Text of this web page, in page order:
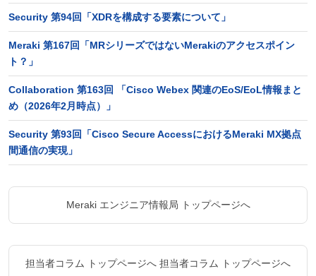
Security 第94回「XDRを構成する要素について」
Meraki 第167回「MRシリーズではないMerakiのアクセスポイン
ト？」
Collaboration 第163回 「Cisco Webex 関連のEoS/EoL情報まと
め（2026年2月時点）」
Security 第93回「Cisco Secure AccessにおけるMeraki MX拠点
間通信の実現」
Meraki エンジニア情報局 トップページへ
担当者コラム トップページへ 担当者コラム トップページへ